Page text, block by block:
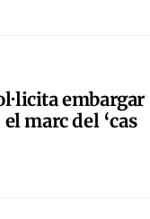
embargar
marc del ‘cas